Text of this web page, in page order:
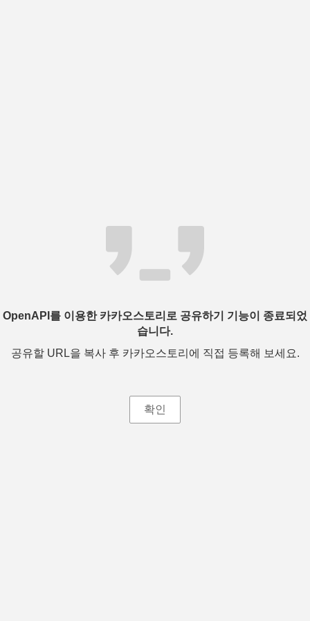
OpenAPI를 이용한 카카오스토리로 공유하기 기능이 종료되었
습니다.
공유할 URL을 복사 후 카카오스토리에 직접 등록해 보세요.
확인